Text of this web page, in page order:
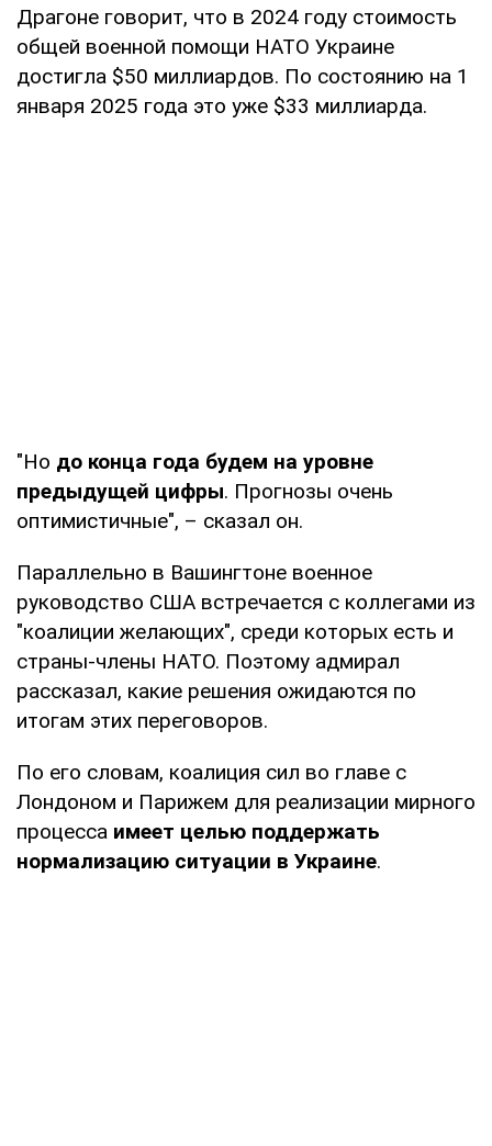
Драгоне говорит, что в 2024 году стоимость
общей военной помощи НАТО Украине
достигла $50 миллиардов. По состоянию на 1
января 2025 года это уже $33 миллиарда.
"Но до конца года будем на уровне
предыдущей цифры. Прогнозы очень
оптимистичные", – сказал он.
Параллельно в Вашингтоне военное
руководство США встречается с коллегами из
"коалиции желающих", среди которых есть и
страны-члены НАТО. Поэтому адмирал
рассказал, какие решения ожидаются по
итогам этих переговоров.
По его словам, коалиция сил во главе с
Лондоном и Парижем для реализации мирного
процесса имеет целью поддержать
нормализацию ситуации в Украине.